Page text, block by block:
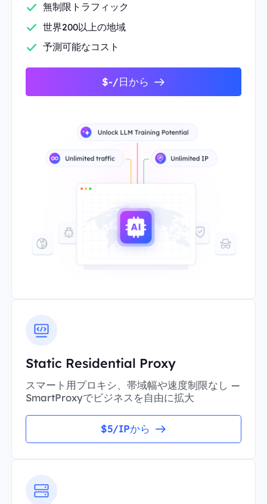
無制限トラフィック
世界200以上の地域
予測可能なコスト
$-/日から
Static Residential Proxy
スマート用プロキシ、帯域幅や速度制限なし —
SmartProxyでビジネスを自由に拡大
$5/IPから